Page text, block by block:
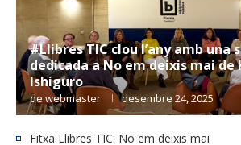
#Llibres TIC clou l’any amb una
dedicada a No em deixis mai de
Ishiguro
de webmaster desembre 24, 2025
Fitxa Llibres TIC: No em deixis mai